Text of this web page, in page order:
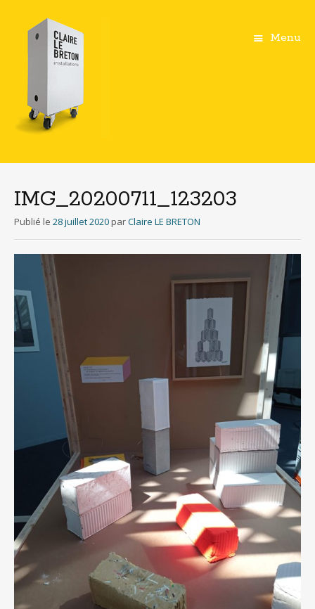
Menu
principal
IMG_20200711_123203
Publié le 28 juillet 2020 parClaire LE BRETON